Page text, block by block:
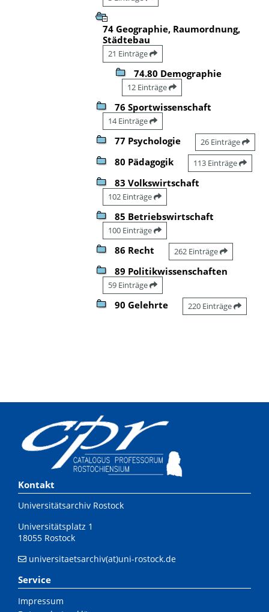
74 Geographie, Raumordnung,
Städtebau
21 Einträge
74.80 Demographie
12 Einträge
76 Sportwissenschaft
14 Einträge
77 Psychologie 26 Einträge
80 Pädagogik 113 Einträge
83 Volkswirtschaft
102 Einträge
85 Betriebswirtschaft
100 Einträge
86 Recht 262 Einträge
89 Politikwissenschaften
59 Einträge
90 Gelehrte 220 Einträge
Kontakt
Universitätsarchiv Rostock
Universitätsplatz 1
18055 Rostock
universitaetsarchiv(at)uni-rostock.de
Service
Impressum